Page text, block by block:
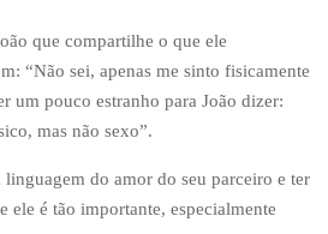
que compartilhe o que ele
“Não sei, apenas me sinto fisicamente
um pouco estranho para João dizer:
mas não sexo”.
do amor do seu parceiro e ter
ele é tão importante, especialmente